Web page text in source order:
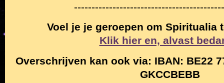
Voel je je geroepen om Spiritualia
Klik hier en, alvast
Overschrijven kan ook via: IBAN: BE22
GKCCBEBB